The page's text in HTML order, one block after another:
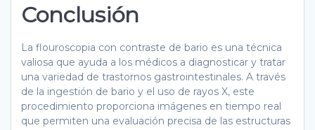
Conclusión
La flouroscopia con contraste de bario es una técnica
valiosa que ayuda a los médicos a diagnosticar y tratar
una variedad de trastornos gastrointestinales. A través
de la ingestión de bario y el uso de rayos X, este
procedimiento proporciona imágenes en tiempo real
que permiten una evaluación precisa de las estructuras